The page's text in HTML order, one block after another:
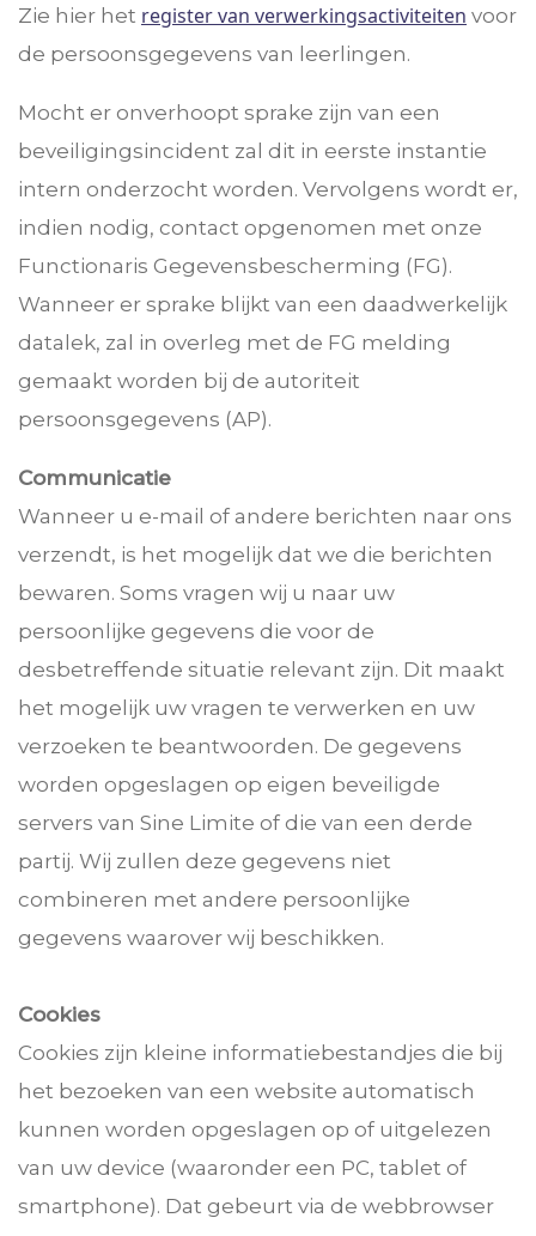
Zie hier het register van verwerkingsactiviteiten voor
de persoonsgegevens van leerlingen.
Mocht er onverhoopt sprake zijn van een
beveiligingsincident zal dit in eerste instantie
intern onderzocht worden. Vervolgens wordt er,
indien nodig, contact opgenomen met onze
Functionaris Gegevensbescherming (FG).
Wanneer er sprake blijkt van een daadwerkelijk
datalek, zal in overleg met de FG melding
gemaakt worden bij de autoriteit
persoonsgegevens (AP).
Communicatie
Wanneer u e-mail of andere berichten naar ons
verzendt, is het mogelijk dat we die berichten
bewaren. Soms vragen wij u naar uw
persoonlijke gegevens die voor de
desbetreffende situatie relevant zijn. Dit maakt
het mogelijk uw vragen te verwerken en uw
verzoeken te beantwoorden. De gegevens
worden opgeslagen op eigen beveiligde
servers van Sine Limite of die van een derde
partij. Wij zullen deze gegevens niet
combineren met andere persoonlijke
gegevens waarover wij beschikken.
Cookies
Cookies zijn kleine informatiebestandjes die bij
het bezoeken van een website automatisch
kunnen worden opgeslagen op of uitgelezen
van uw device (waaronder een PC, tablet of
smartphone). Dat gebeurt via de webbrowser